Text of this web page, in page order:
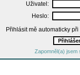
Uživatel:
Heslo:
Přihlásit mě automaticky
Zapomněl(a) jsem